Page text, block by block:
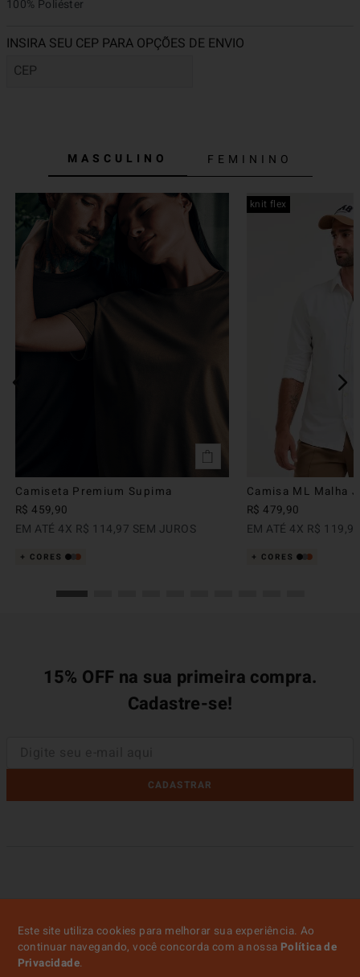
100% Poliéster
MASCULINO FEMININO
Camiseta Premium Supima
R$ 459,90
EM ATÉ 4X R$ 114,97 SEM JUROS
knit flex
Camisa ML Malha
R$ 479,90
EM ATÉ 4X R$ 119,
15% OFF na sua primeira compra.
Cadastre-se!
CADASTRAR
Este site utiliza cookies para melhorar sua experiência. Ao
continuar navegando, você concorda com a nossa Política de
Privacidade.